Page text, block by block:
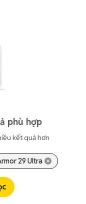
phù hợp
kết quả hơn
29 Ultra